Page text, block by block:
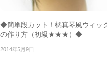
◆簡単段カット！橘真琴風ウィッ
の作り方（初級★★★）◆
2014年6月9日